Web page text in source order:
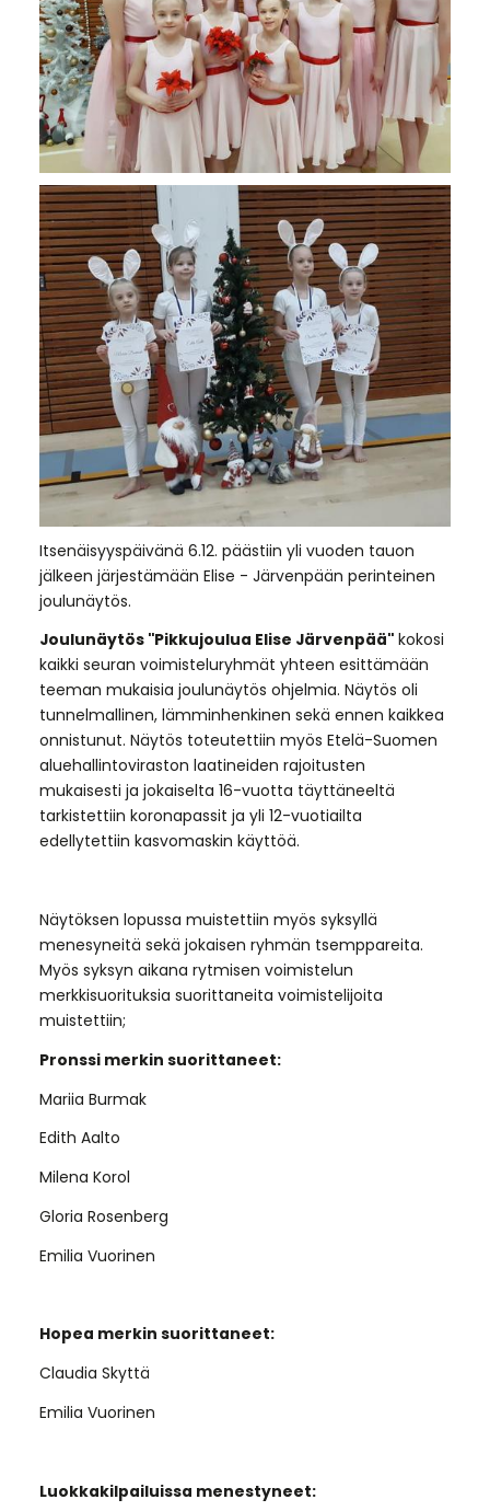
Itsenäisyyspäivänä 6.12. päästiin yli vuoden tauon
jälkeen järjestämään Elise - Järvenpään perinteinen
joulunäytös.
Joulunäytös "Pikkujoulua Elise Järvenpää"kokosi
kaikki seuran voimisteluryhmät yhteen esittämään
teeman mukaisia joulunäytös ohjelmia. Näytös oli
tunnelmallinen, lämminhenkinen sekä ennen kaikkea
onnistunut. Näytös toteutettiin myös Etelä-Suomen
aluehallintoviraston laatineiden rajoitusten
mukaisesti ja jokaiselta 16-vuotta täyttäneeltä
tarkistettiin koronapassit ja yli 12-vuotiailta
edellytettiin kasvomaskin käyttöä.
Näytöksen lopussa muistettiin myös syksyllä
menesyneitä sekä jokaisen ryhmän tsemppareita.
Myös syksyn aikana rytmisen voimistelun
merkkisuorituksia suorittaneita voimistelijoita
muistettiin;
Pronssi merkin suorittaneet:
Mariia Burmak
Edith Aalto
Milena Korol
Gloria Rosenberg
Emilia Vuorinen
Hopea merkin suorittaneet:
Claudia Skyttä
Emilia Vuorinen
Luokkakilpailuissa menestyneet: